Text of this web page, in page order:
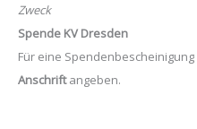
Zweck
Spende KV Dresden
Für eine Spendenbescheinigung
Anschriftangeben.